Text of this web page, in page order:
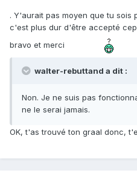
. Y'aurait pas moyen que tu
c'est plus dur d'être accepté
bravo et merci
walter-rebuttand a dit :
Non. Je ne suis pas
ne le serai jamais.
OK, t'as trouvé ton graal donc,